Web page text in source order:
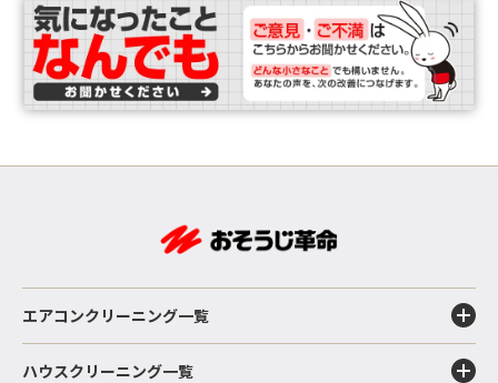
エアコンクリーニング一覧
ハウスクリーニング一覧